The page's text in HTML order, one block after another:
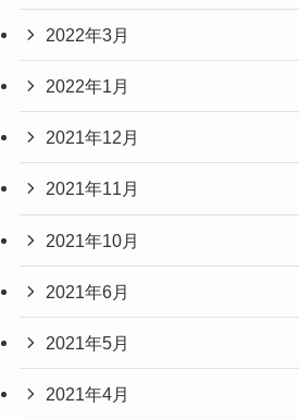
2022年3月
2022年1月
2021年12月
2021年11月
2021年10月
2021年6月
2021年5月
2021年4月